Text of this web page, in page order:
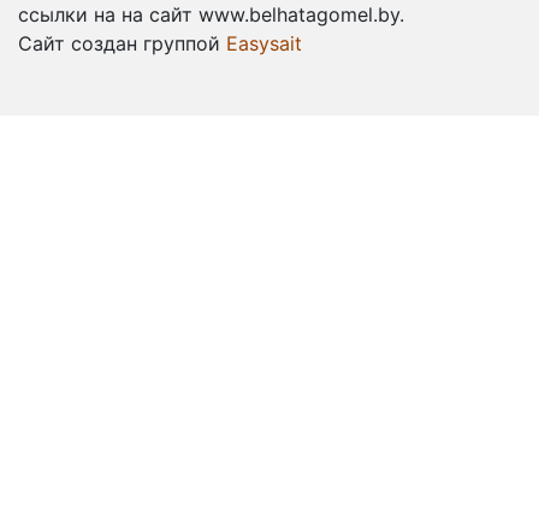
ссылки на на сайт www.belhatagomel.by.
Сайт создан группой Easysait